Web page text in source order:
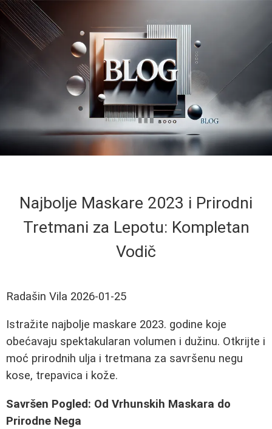
Najbolje Maskare 2023 i Prirodni
Tretmani za Lepotu: Kompletan
Vodič
Radašin Vila 2026-01-25
Istražite najbolje maskare 2023. godine koje
obećavaju spektakularan volumen i dužinu. Otkrijte i
moć prirodnih ulja i tretmana za savršenu negu
kose, trepavica i kože.
Savršen Pogled: Od Vrhunskih Maskara do
Prirodne Nega